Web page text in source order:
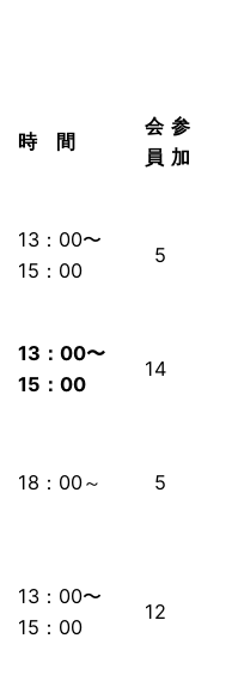
時 間
会
員
参
加
13：00〜
15：00
5
13：00〜
15：00
14
18：00～ 5
13：00〜
15：00
12